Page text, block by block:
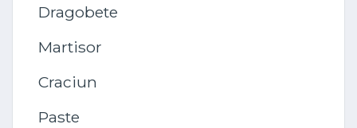
Dragobete
Martisor
Craciun
Paste